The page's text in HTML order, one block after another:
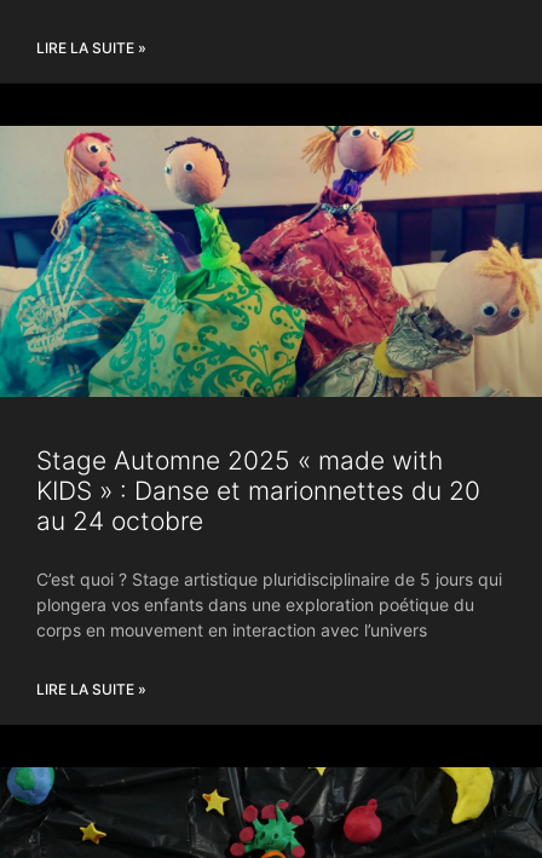
LIRE LA SUITE »
Stage Automne 2025 « made with
KIDS » : Danse et marionnettes du 20
au 24 octobre
C’est quoi ? Stage artistique pluridisciplinaire de 5 jours qui
plongera vos enfants dans une exploration poétique du
corps en mouvement en interaction avec l’univers
LIRE LA SUITE »